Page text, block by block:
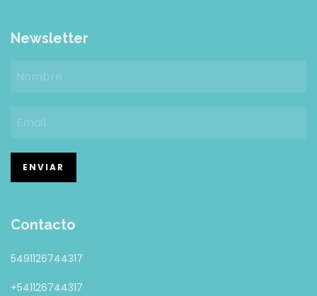
Newsletter
Contacto
5491126744317
+541126744317